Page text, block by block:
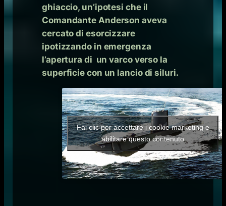
ghiaccio, un’ipotesi che il
Comandante Anderson aveva
cercato di esorcizzare
ipotizzando in emergenza
l’apertura di un varco verso la
superficie con un lancio di siluri.
Fai clic per accettare i cookie marketing e
abilitare questo contenuto